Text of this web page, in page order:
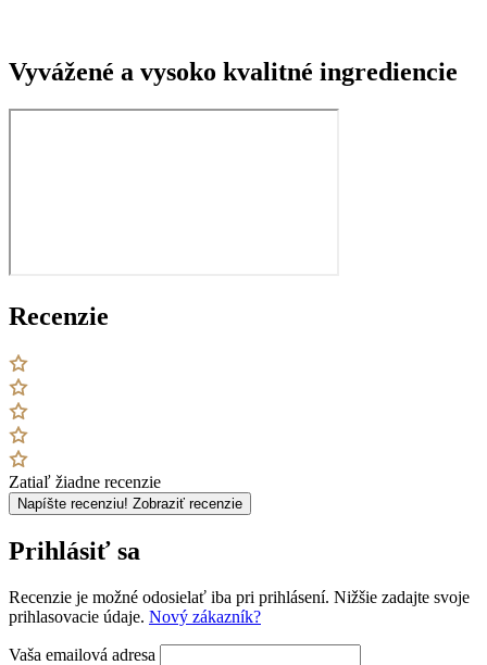
Vyvážené a vysoko kvalitné ingrediencie
Recenzie
Zatiaľ žiadne recenzie
Napíšte recenziu! Zobraziť recenzie
Prihlásiť sa
Recenzie je možné odosielať iba pri prihlásení. Nižšie zadajte svoje
prihlasovacie údaje. Nový zákazník?
Vaša emailová adresa